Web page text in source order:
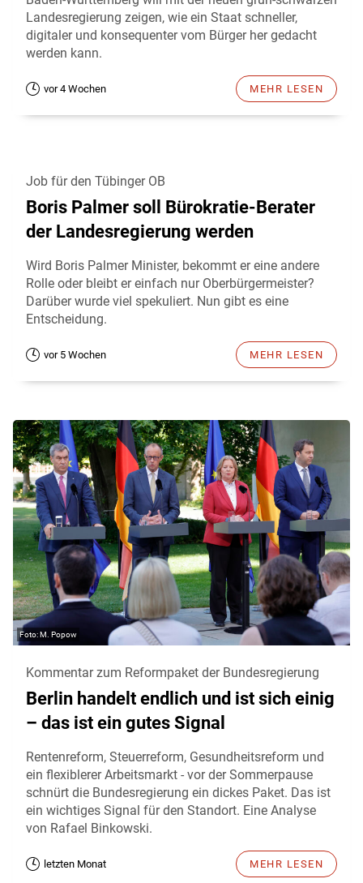
Landesregierung zeigen, wie ein Staat schneller,
digitaler und konsequenter vom Bürger her gedacht
werden kann.
vor 4 Wochen MEHR LESEN
Job für den Tübinger OB
Boris Palmer soll Bürokratie-Berater
der Landesregierung werden
Wird Boris Palmer Minister, bekommt er eine andere
Rolle oder bleibt er einfach nur Oberbürgermeister?
Darüber wurde viel spekuliert. Nun gibt es eine
Entscheidung.
vor 5 Wochen MEHR LESEN
M. Popow
Kommentar zum Reformpaket der Bundesregierung
Berlin handelt endlich und ist sich einig
– das ist ein gutes Signal
Rentenreform, Steuerreform, Gesundheitsreform und
ein flexiblerer Arbeitsmarkt - vor der Sommerpause
schnürt die Bundesregierung ein dickes Paket. Das ist
ein wichtiges Signal für den Standort. Eine Analyse
von Rafael Binkowski.
letzten Monat MEHR LESEN